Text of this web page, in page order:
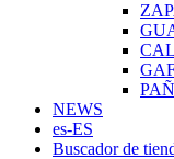
NEWS
es-ES
Buscador de